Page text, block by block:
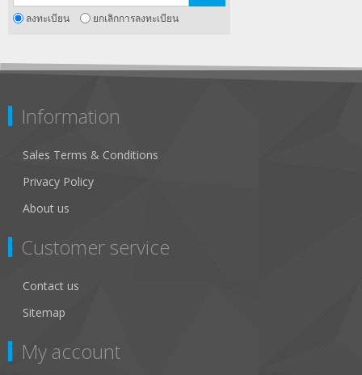
ลงทะเบียน ยกเลิกการลงทะเบียน
Information
Sales Terms & Conditions
Privacy Policy
About us
Customer service
Contact us
Sitemap
My account